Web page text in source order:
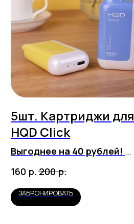
5шт. Картриджи для
HQD Click
Выгоднее на 40 рублей!
160 р. 200 р.
ЗАБРОНИРОВАТЬ